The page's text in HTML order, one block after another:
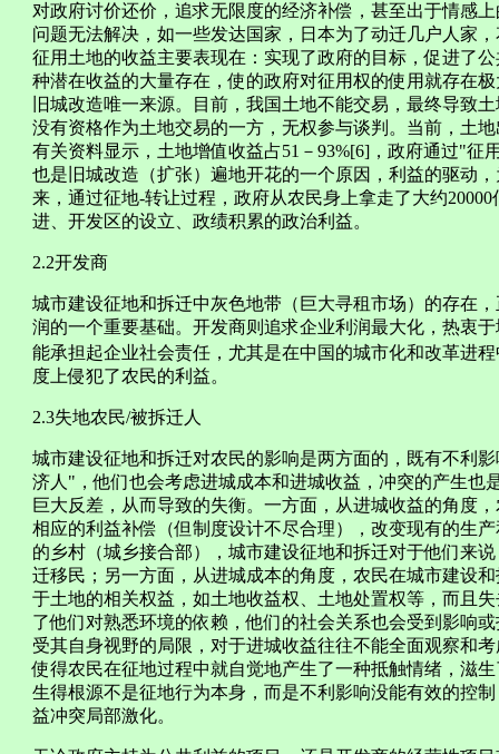
对政府讨价还价，追求无限度的经济补偿，甚至出于情感
问题无法解决，如一些发达国家，日本为了动迁几户人家
征用土地的收益主要表现在：实现了政府的目标，促进了
种潜在收益的大量存在，使的政府对征用权的使用就存在
旧城改造唯一来源。目前，我国土地不能交易，最终导致
没有资格作为土地交易的一方，无权参与谈判。当前，土
有关资料显示，土地增值收益占51－93%[6]，政府通过"征
也是旧城改造（扩张）遍地开花的一个原因，利益的驱动
来，通过征地-转让过程，政府从农民身上拿走了大约
进、开发区的设立、政绩积累的政治利益。
2.2开发商
城市建设征地和拆迁中灰色地带（巨大寻租市场）的存在
润的一个重要基础。开发商则追求企业利润最大化，热衷
能承担起企业社会责任，尤其是在中国的城市化和改革进
度上侵犯了农民的利益。
2.3失地农民/被拆迁人
城市建设征地和拆迁对农民的影响是两方面的，既有不利
济人"，他们也会考虑进城成本和进城收益，冲突的产生也
巨大反差，从而导致的失衡。一方面，从进城收益的角度
相应的利益补偿（但制度设计不尽合理），改变现有的生
的乡村（城乡接合部），城市建设征地和拆迁对于他们来
迁移民；另一方面，从进城成本的角度，农民在城市建设
于土地的相关权益，如土地收益权、土地处置权等，而且
了他们对熟悉环境的依赖，他们的社会关系也会受到影响
受其自身视野的局限，对于进城收益往往不能全面观察和
使得农民在征地过程中就自觉地产生了一种抵触情绪，滋
生得根源不是征地行为本身，而是不利影响没能有效的控
益冲突局部激化。